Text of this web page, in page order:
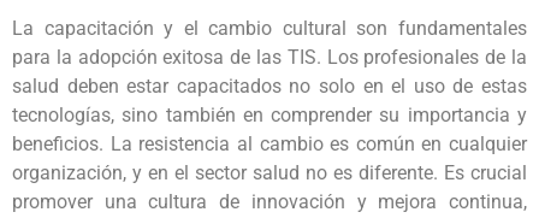
La capacitación y el cambio cultural son fundamentales
para la adopción exitosa de las TIS. Los profesionales de la
salud deben estar capacitados no solo en el uso de estas
tecnologías, sino también en comprender su importancia y
beneficios. La resistencia al cambio es común en cualquier
organización, y en el sector salud no es diferente. Es crucial
promover una cultura de innovación y mejora continua,